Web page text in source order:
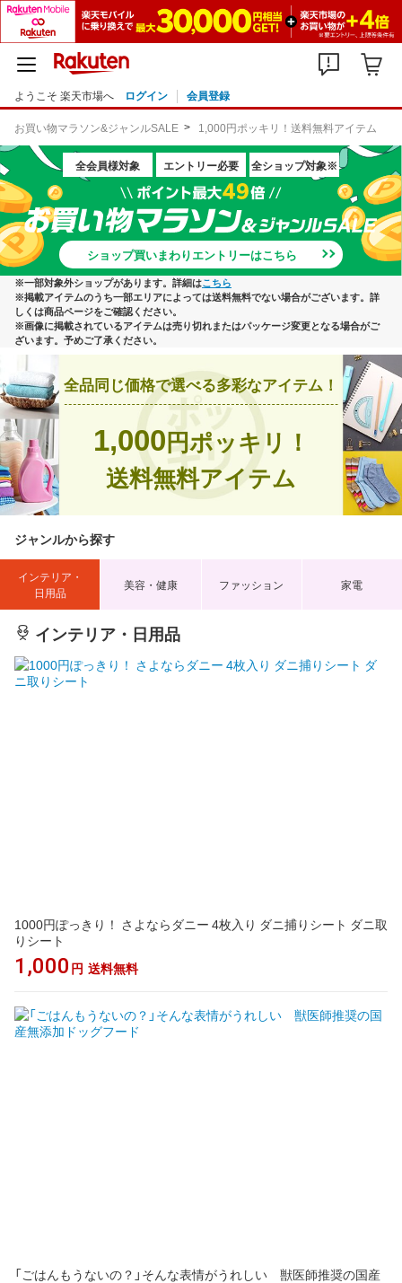
ようこそ 楽天市場へ ログイン 会員登録
お買い物マラソン&ジャンルSALE 1,000円ポッキリ！送料無料アイテム
全会員様対象 エントリー必要 全ショップ対象※
ショップ買いまわりエントリーはこちら
※一部対象外ショップがあります。詳細はこちら
※掲載アイテムのうち一部エリアによっては送料無料でない場合がございます。詳
しくは商品ページをご確認ください。
※画像に掲載されているアイテムは売り切れまたはパッケージ変更となる場合がご
ざいます。予めご了承ください。
全品同じ価格で選べる多彩なアイテム！
1,000円ポッキリ！
送料無料アイテム
ジャンルから探す
インテリア・
日用品
美容・健康 ファッション 家電
インテリア・日用品
1000円ぽっきり！ さよならダニー 4枚入り ダニ捕りシート ダニ取
りシート
1,000 円 送料無料
「ごはんもうないの？」そんな表情がうれしい 獣医師推奨の国産